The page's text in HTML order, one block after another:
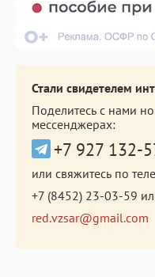
Стали свидетелем
Поделитесь с нами
мессенджерах:
+7 927 132-
или свяжитесь по
+7 (8452) 23-03-59
red.vzsar@gmail.com